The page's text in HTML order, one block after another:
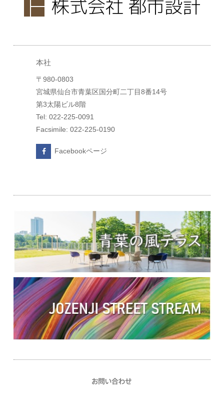
本社
〒980-0803
宮城県仙台市青葉区国分町二丁目8番14号
第3太陽ビル8階
Tel: 022-225-0091
Facsimile: 022-225-0190
Facebookページ